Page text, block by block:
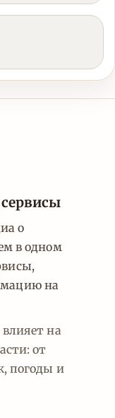
о
в одном
на
на
от
погоды и